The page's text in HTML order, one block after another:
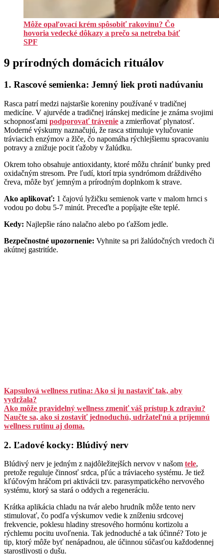
Môže opaľovací krém spôsobiť rakovinu? Čo
hovoria vedecké dôkazy a prečo sa netreba báť
SPF
9 prírodných domácich rituálov
1. Rascové semienka: Jemný liek proti nadúvaniu
Rasca patrí medzi najstaršie koreniny používané v tradičnej
medicíne. V ajurvéde a tradičnej iránskej medicíne je známa svojimi
schopnosťami podporovať trávenie a zmierňovať plynatosť.
Moderné výskumy naznačujú, že rasca stimuluje vylučovanie
tráviacich enzýmov a žlče, čo napomáha rýchlejšiemu spracovaniu
potravy a znižuje pocit ťažoby v žalúdku.
Okrem toho obsahuje antioxidanty, ktoré môžu chrániť bunky pred
oxidačným stresom. Pre ľudí, ktorí trpia syndrómom dráždivého
čreva, môže byť jemným a prírodným doplnkom k strave.
Ako aplikovať: 1 čajovú lyžičku semienok varte v malom hrnci s
vodou po dobu 5-7 minút. Preceďte a popíjajte ešte teplé.
Kedy: Najlepšie ráno nalačno alebo po ťažšom jedle.
Bezpečnostné upozornenie: Vyhnite sa pri žalúdočných vredoch či
akútnej gastritíde.
Kapsulová wellness rutina: Ako si ju nastaviť tak, aby
vydržala?
Ako môže pravidelný wellness zmeniť váš prístup k zdraviu?
Naučte sa, ako si zostaviť jednoduchú, udržateľnú a príjemnú
wellness rutinu aj doma.
2. Ľadové kocky: Blúdivý nerv
Blúdivý nerv je jedným z najdôležitejších nervov v našom tele,
pretože reguluje činnosť srdca, pľúc a tráviaceho systému. Je tiež
kľúčovým hráčom pri aktivácii tzv. parasympatického nervového
systému, ktorý sa stará o oddych a regeneráciu.
Krátka aplikácia chladu na tvár alebo hrudník môže tento nerv
stimulovať, čo podľa výskumov vedie k zníženiu srdcovej
frekvencie, poklesu hladiny stresového hormónu kortizolu a
rýchlemu pocitu uvoľnenia. Tak jednoduché a tak účinné? Toto je
tip, ktorý môže byť nenápadnou, ale účinnou súčasťou každodennej
starostlivosti o dušu.